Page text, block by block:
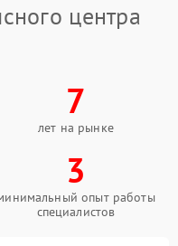
центра
7
лет на рынке
3
опыт работы
специалистов